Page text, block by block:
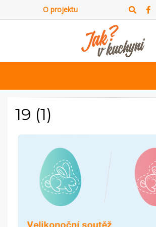
O projektu
19 (1)